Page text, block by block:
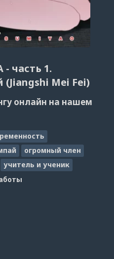
- часть 1.
Mei Fei)
онлайн на нашем
огромный член
учитель и ученик